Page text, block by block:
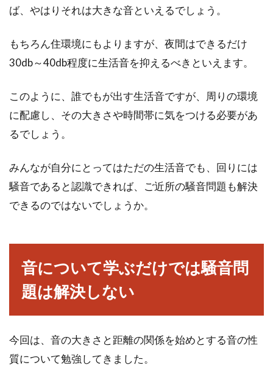
ば、やはりそれは大きな音といえるでしょう。
もちろん住環境にもよりますが、夜間はできるだけ
30db～40db程度に生活音を抑えるべきといえます。
このように、誰でもが出す生活音ですが、周りの環境
に配慮し、その大きさや時間帯に気をつける必要があ
るでしょう。
みんなが自分にとってはただの生活音でも、回りには
騒音であると認識できれば、ご近所の騒音問題も解決
できるのではないでしょうか。
音について学ぶだけでは騒音問
題は解決しない
今回は、音の大きさと距離の関係を始めとする音の性
質について勉強してきました。